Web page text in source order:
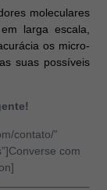
moleculares
larga escala,
os micro-
suas possíveis
contato/”
com